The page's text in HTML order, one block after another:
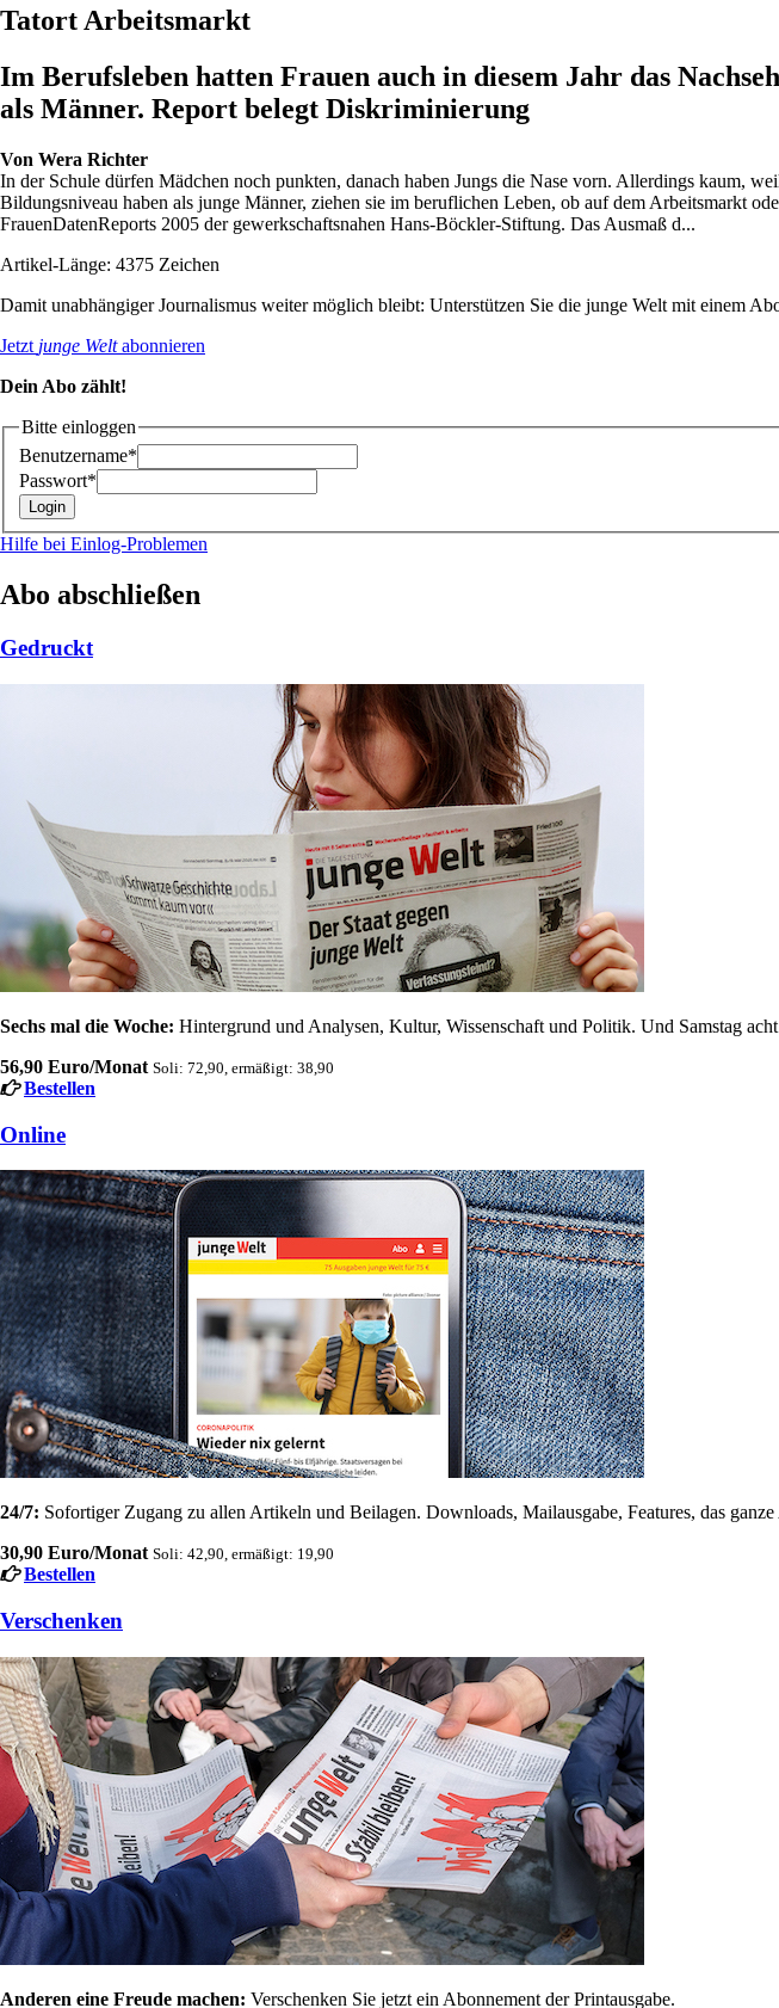
Tatort Arbeitsmarkt
Im Berufsleben hatten Frauen auch in diesem Jahr das
als Männer. Report belegt Diskriminierung
Von Wera Richter
In der Schule dürfen Mädchen noch punkten, danach haben Jungs die Nase vorn. Allerdings kaum,
Bildungsniveau haben als junge Männer, ziehen sie im beruflichen Leben, ob auf dem Arbeitsmarkt
FrauenDatenReports 2005 der gewerkschaftsnahen Hans-Böckler-Stiftung. Das Ausmaß d...
Artikel-Länge: 4375 Zeichen
Damit unabhängiger Journalismus weiter möglich bleibt: Unterstützen Sie die junge Welt mit einem
Jetzt junge Weltabonnieren
Dein Abo zählt!
Bitte einloggen
Benutzername*
Passwort*
Hilfe bei Einlog-Problemen
Abo abschließen
Gedruckt
Sechs mal die Woche: Hintergrund und Analysen, Kultur, Wissenschaft und Politik. Und Samstag
56,90 Euro/Monat Soli: 72,90, ermäßigt: 38,90
Bestellen
Online
24/7: Sofortiger Zugang zu allen Artikeln und Beilagen. Downloads, Mailausgabe, Features, das
30,90 Euro/Monat Soli: 42,90, ermäßigt: 19,90
Bestellen
Verschenken
Anderen eine Freude machen: Verschenken Sie jetzt ein Abonnement der Printausgabe.